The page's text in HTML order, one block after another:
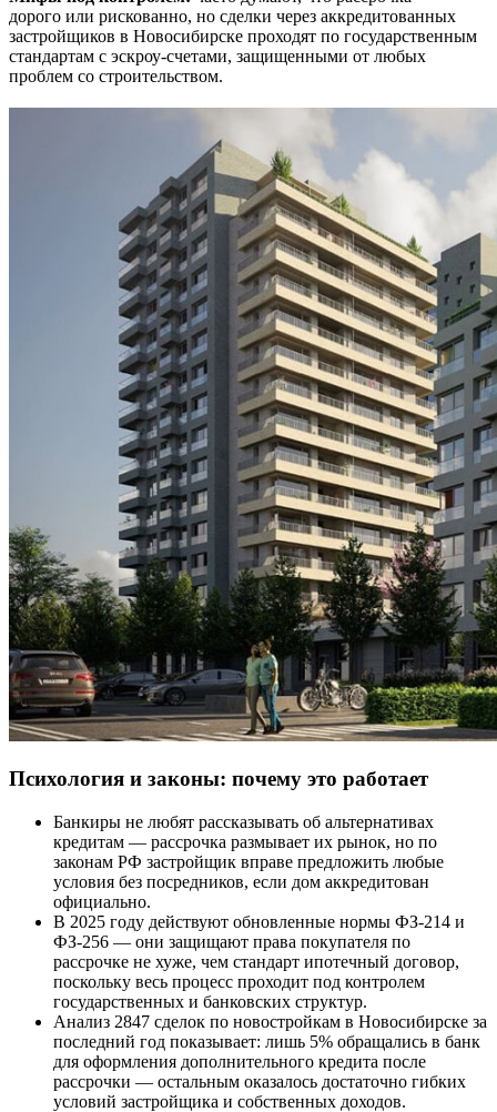
дорого или рискованно, но сделки через аккредитованных
застройщиков в Новосибирске проходят по государственным
стандартам с эскроу-счетами, защищенными от любых
проблем со строительством.
Психология и законы: почему это работает
Банкиры не любят рассказывать об альтернативах
кредитам — рассрочка размывает их рынок, но по
законам РФ застройщик вправе предложить любые
условия без посредников, если дом аккредитован
официально.
В 2025 году действуют обновленные нормы ФЗ-214 и
ФЗ-256 — они защищают права покупателя по
рассрочке не хуже, чем стандарт ипотечный договор,
поскольку весь процесс проходит под контролем
государственных и банковских структур.
Анализ 2847 сделок по новостройкам в Новосибирске за
последний год показывает: лишь 5% обращались в банк
для оформления дополнительного кредита после
рассрочки — остальным оказалось достаточно гибких
условий застройщика и собственных доходов.